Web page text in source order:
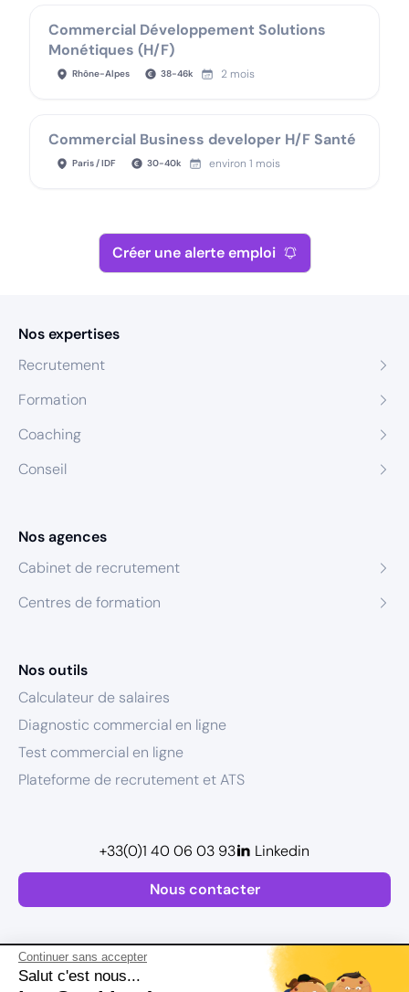
Continuer sans accepter
Salut c'est nous...
Commercial Développement Solutions
Monétiques (H/F)
Rhône-Alpes 38-46k 2 mois
Commercial Business developer H/F Santé
Paris / IDF 30-40k environ 1 mois
Créer une alerte emploi
Nos expertises
Recrutement
Formation
Coaching
Conseil
Nos agences
Cabinet de recrutement
Centres de formation
Nos outils
Calculateur de salaires
Diagnostic commercial en ligne
Test commercial en ligne
Plateforme de recrutement et ATS
Nous contacter
+33(0)1 40 06 03 93 Linkedin